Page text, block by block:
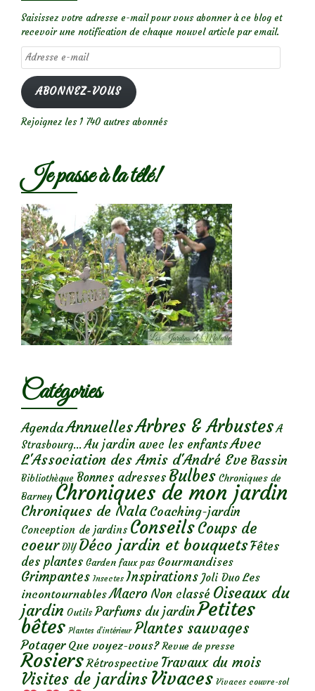
Saisissez votre adresse e-mail pour vous abonner à ce blog et
recevoir une notification de chaque nouvel article par email.
Adresse
e-
mail
ABONNEZ-VOUS
Rejoignez les 1 740 autres abonnés
Je passe à la télé!
Catégories
AgendaAnnuellesArbres & Arbustes A
Strasbourg... Au jardin avec les enfantsAvec
L'Association des Amis d'André Eve Bassin
Bibliothèque Bonnes adresses Bulbes Chroniques de
Barney Chroniques de mon jardin
Chroniques de Nala Coaching-jardin
Conception de jardins ConseilsCoups de
coeur DIY Déco jardin et bouquetsFêtes
des plantes Garden faux pas Gourmandises
Grimpantes Insectes Inspirations Joli Duo Les
incontournables Macro Non classé Oiseaux du
jardin Outils Parfums du jardinPetites
bêtes Plantes d’intérieur Plantes sauvages
Potager Que voyez-vous? Revue de presse
Rosiers Rétrospective Travaux du mois
Visites de jardins Vivaces Vivaces couvre-sol